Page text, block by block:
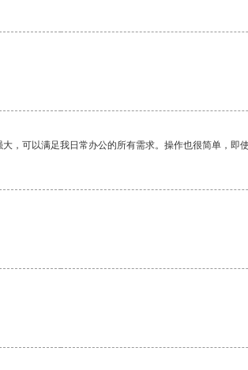
，可以满足我日常办公的所有需求。操作也很简单，即